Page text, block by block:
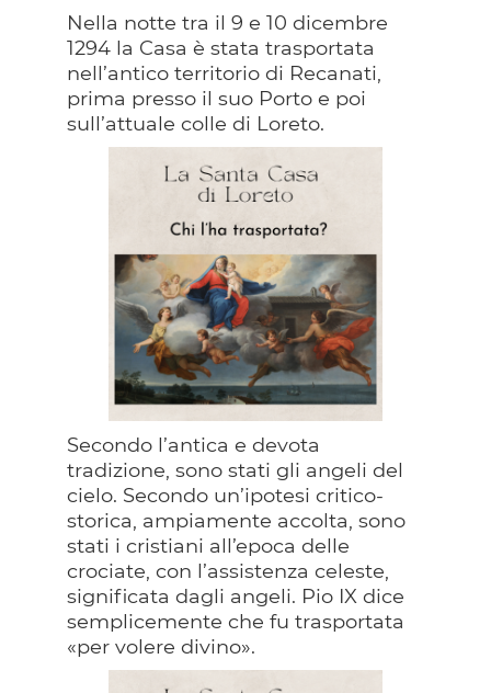
Nella notte tra il 9 e 10 dicembre
1294 la Casa è stata trasportata
nell’antico territorio di Recanati,
prima presso il suo Porto e poi
sull’attuale colle di Loreto.
Secondo l’antica e devota
tradizione, sono stati gli angeli del
cielo. Secondo un’ipotesi critico-
storica, ampiamente accolta, sono
stati i cristiani all’epoca delle
crociate, con l’assistenza celeste,
significata dagli angeli. Pio IX dice
semplicemente che fu trasportata
«per volere divino».